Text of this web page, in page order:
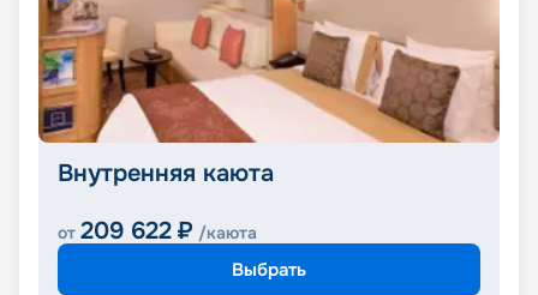
Внутренняя каюта
от 209 622 ₽ /каюта
Выбрать